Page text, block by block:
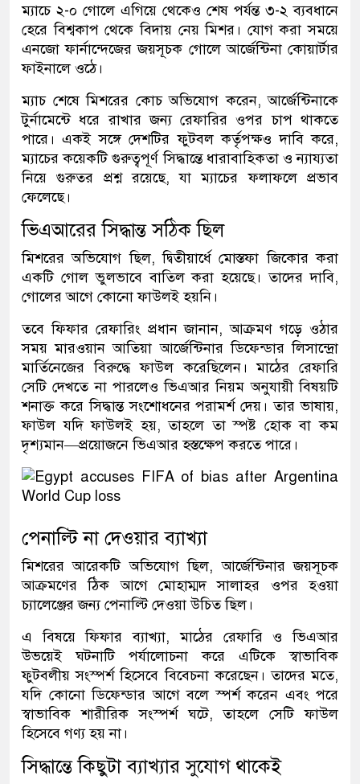
ম্যাচে ২-০ গোলে এগিয়ে থেকেও শেষ পর্যন্ত ৩-২ ব্যবধানে
হেরে বিশ্বকাপ থেকে বিদায় নেয় মিশর। যোগ করা সময়ে
এনজো ফার্নান্দেজের জয়সূচক গোলে আর্জেন্টিনা কোয়ার্টার
ফাইনালে ওঠে।
ম্যাচ শেষে মিশরের কোচ অভিযোগ করেন, আর্জেন্টিনাকে
টুর্নামেন্টে ধরে রাখার জন্য রেফারির ওপর চাপ থাকতে
পারে। একই সঙ্গে দেশটির ফুটবল কর্তৃপক্ষও দাবি করে,
ম্যাচের কয়েকটি গুরুত্বপূর্ণ সিদ্ধান্তে ধারাবাহিকতা ও ন্যায্যতা
নিয়ে গুরুতর প্রশ্ন রয়েছে, যা ম্যাচের ফলাফলে প্রভাব
ফেলেছে।
ভিএআরের সিদ্ধান্ত সঠিক ছিল
মিশরের অভিযোগ ছিল, দ্বিতীয়ার্ধে মোস্তফা জিকোর করা
একটি গোল ভুলভাবে বাতিল করা হয়েছে। তাদের দাবি,
গোলের আগে কোনো ফাউলই হয়নি।
তবে ফিফার রেফারিং প্রধান জানান, আক্রমণ গড়ে ওঠার
সময় মারওয়ান আতিয়া আর্জেন্টিনার ডিফেন্ডার লিসান্দ্রো
মার্তিনেজের বিরুদ্ধে ফাউল করেছিলেন। মাঠের রেফারি
সেটি দেখতে না পারলেও ভিএআর নিয়ম অনুযায়ী বিষয়টি
শনাক্ত করে সিদ্ধান্ত সংশোধনের পরামর্শ দেয়। তার ভাষায়,
ফাউল যদি ফাউলই হয়, তাহলে তা স্পষ্ট হোক বা কম
দৃশ্যমান—প্রয়োজনে ভিএআর হস্তক্ষেপ করতে পারে।
পেনাল্টি না দেওয়ার ব্যাখ্যা
মিশরের আরেকটি অভিযোগ ছিল, আর্জেন্টিনার জয়সূচক
আক্রমণের ঠিক আগে মোহাম্মদ সালাহর ওপর হওয়া
চ্যালেঞ্জের জন্য পেনাল্টি দেওয়া উচিত ছিল।
এ বিষয়ে ফিফার ব্যাখ্যা, মাঠের রেফারি ও ভিএআর
উভয়েই ঘটনাটি পর্যালোচনা করে এটিকে স্বাভাবিক
ফুটবলীয় সংস্পর্শ হিসেবে বিবেচনা করেছেন। তাদের মতে,
যদি কোনো ডিফেন্ডার আগে বলে স্পর্শ করেন এবং পরে
স্বাভাবিক শারীরিক সংস্পর্শ ঘটে, তাহলে সেটি ফাউল
হিসেবে গণ্য হয় না।
সিদ্ধান্তে কিছুটা ব্যাখ্যার সুযোগ থাকেই